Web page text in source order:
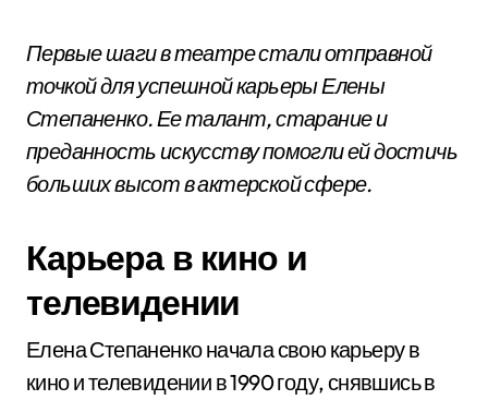
Первые шаги в театре стали отправной
точкой для успешной карьеры Елены
Степаненко. Ее талант, старание и
преданность искусству помогли ей достичь
больших высот в актерской сфере.
Карьера в кино и
телевидении
Елена Степаненко начала свою карьеру в
кино и телевидении в 1990 году, снявшись в